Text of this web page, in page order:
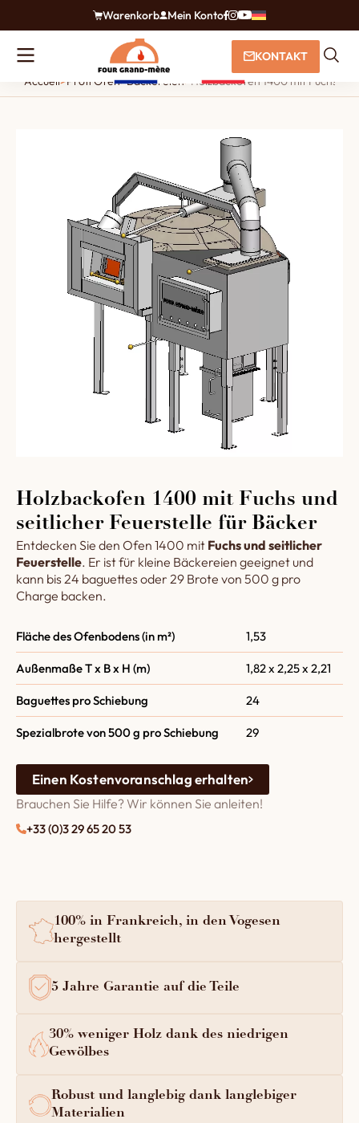
Warenkorb Mein Konto
KONTAKT
Accueil>Profi Öfen>Bäckereien> Holzbackofen 1400 mit Fuchs
Holzbackofen 1400 mit Fuchs und
seitlicher Feuerstelle für Bäcker
Entdecken Sie den Ofen 1400 mit Fuchs und seitlicher
Feuerstelle. Er ist für kleine Bäckereien geeignet und
kann bis 24 baguettes oder 29 Brote von 500 g pro
Charge backen.
Fläche des Ofenbodens (in m²) 1,53
Außenmaße T x B x H (m) 1,82 x 2,25 x 2,21
Baguettes pro Schiebung 24
Spezialbrote von 500 g pro Schiebung 29
Einen Kostenvoranschlag erhalten
Brauchen Sie Hilfe? Wir können Sie anleiten!
+33 (0)3 29 65 20 53
100% in Frankreich, in den Vogesen
hergestellt
5 Jahre Garantie auf die Teile
30% weniger Holz dank des niedrigen
Gewölbes
Robust und langlebig dank langlebiger
Materialien